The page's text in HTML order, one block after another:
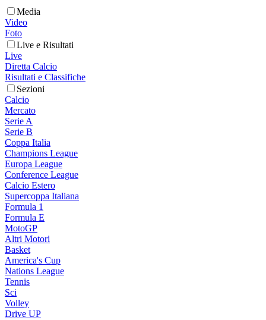
Media
Video
Foto
Live e Risultati
Live
Diretta Calcio
Risultati e Classifiche
Sezioni
Calcio
Mercato
Serie A
Serie B
Coppa Italia
Champions League
Europa League
Conference League
Calcio Estero
Supercoppa Italiana
Formula 1
Formula E
MotoGP
Altri Motori
Basket
America's Cup
Nations League
Tennis
Sci
Volley
Drive UP